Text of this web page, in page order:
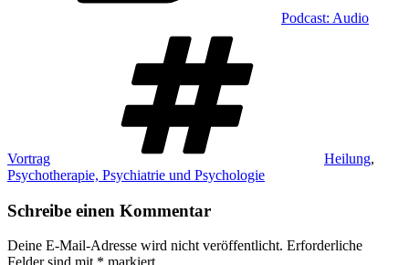
Podcast: Audio
Vortrag Heilung,
Psychotherapie, Psychiatrie und Psychologie
Schreibe einen Kommentar
Deine E-Mail-Adresse wird nicht veröffentlicht. Erforderliche